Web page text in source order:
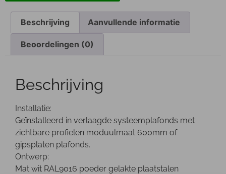
Beschrijving Aanvullende informatie
Beoordelingen (0)
Beschrijving
Installatie:
Geïnstalleerd in verlaagde systeemplafonds met
zichtbare profielen moduulmaat 600mm of
gipsplaten plafonds.
Ontwerp:
Mat wit RAL9016 poeder gelakte plaatstalen